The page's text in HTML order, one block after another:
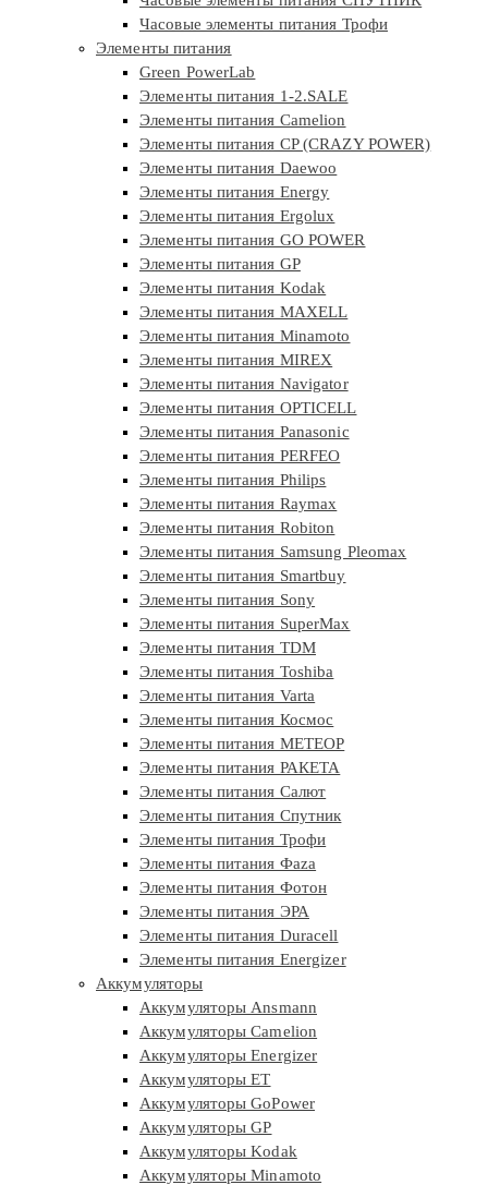
Часовые элементы питания Трофи
Элементы питания
Green PowerLab
Элементы питания 1-2.SALE
Элементы питания Camelion
Элементы питания CP (CRAZY POWER)
Элементы питания Daewoo
Элементы питания Energy
Элементы питания Ergolux
Элементы питания GO POWER
Элементы питания GP
Элементы питания Kodak
Элементы питания MAXELL
Элементы питания Minamoto
Элементы питания MIREX
Элементы питания Navigator
Элементы питания OPTICELL
Элементы питания Panasonic
Элементы питания PERFEO
Элементы питания Philips
Элементы питания Raymax
Элементы питания Robiton
Элементы питания Samsung Pleomax
Элементы питания Smartbuy
Элементы питания Sony
Элементы питания SuperMax
Элементы питания TDM
Элементы питания Toshiba
Элементы питания Varta
Элементы питания Космос
Элементы питания МЕТЕОР
Элементы питания РАКЕТА
Элементы питания Салют
Элементы питания Спутник
Элементы питания Трофи
Элементы питания Фaza
Элементы питания Фотон
Элементы питания ЭРА
Элементы питания Duracell
Элементы питания Energizer
Аккумуляторы
Аккумуляторы Ansmann
Аккумуляторы Camelion
Аккумуляторы Energizer
Аккумуляторы ET
Аккумуляторы GoPower
Аккумуляторы GP
Аккумуляторы Kodak
Аккумуляторы Minamoto